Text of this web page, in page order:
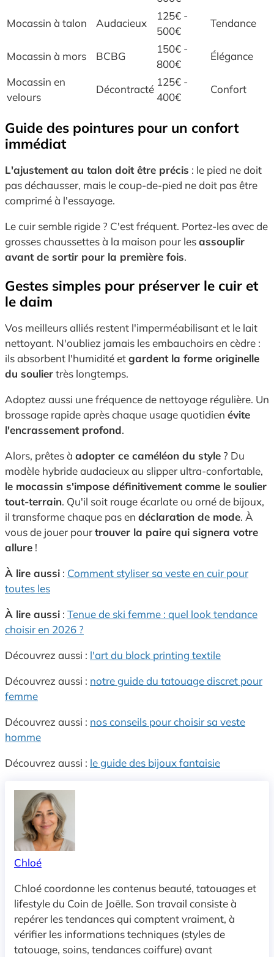
Mocassin à talon
Audacieux
125€ -
500€
Tendance
Mocassin à mors BCBG
150€ -
800€
Élégance
Mocassin en
velours
Décontracté
125€ -
400€
Confort
Guide des pointures pour un confort
immédiat
L'ajustement au talon doit être précis : le pied ne doit
pas déchausser, mais le coup-de-pied ne doit pas être
comprimé à l'essayage.
Le cuir semble rigide ? C'est fréquent. Portez-les avec de
grosses chaussettes à la maison pour lesassouplir
avant de sortir pour la première fois.
Gestes simples pour préserver le cuir et
le daim
Vos meilleurs alliés restent l'imperméabilisant et le lait
nettoyant. N'oubliez jamais les embauchoirs en cèdre :
ils absorbent l'humidité etgardent la forme originelle
du souliertrès longtemps.
Adoptez aussi une fréquence de nettoyage régulière. Un
brossage rapide après chaque usage quotidien évite
l'encrassement profond.
Alors, prêtes à adopter ce caméléon du style ? Du
modèle hybride audacieux au slipper ultra-confortable,
le mocassin s'impose définitivement comme le soulier
tout-terrain. Qu'il soit rouge écarlate ou orné de bijoux,
il transforme chaque pas en déclaration de mode. À
vous de jouer pourtrouver la paire qui signera votre
allure !
À lire aussi : Comment styliser sa veste en cuir pour
toutes les
À lire aussi : Tenue de ski femme : quel look tendance
choisir en 2026 ?
Découvrez aussi : l'art du block printing textile
Découvrez aussi : notre guide du tatouage discret pour
femme
Découvrez aussi : nos conseils pour choisir sa veste
homme
Découvrez aussi : le guide des bijoux fantaisie
Chloé
Chloé coordonne les contenus beauté, tatouages et
lifestyle du Coin de Joëlle. Son travail consiste à
repérer les tendances qui comptent vraiment, à
vérifier les informations techniques (styles de
tatouage, soins, tendances coiffure) avant